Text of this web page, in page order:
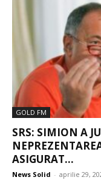
GOLD FM
SRS: SIMION A
ASIGURAT...
News Solid - aprilie 29,